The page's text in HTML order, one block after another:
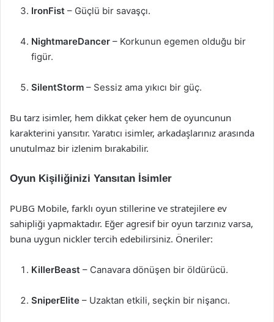
IronFist – Güçlü bir savaşçı.
NightmareDancer – Korkunun egemen olduğu bir
figür.
SilentStorm – Sessiz ama yıkıcı bir güç.
Bu tarz isimler, hem dikkat çeker hem de oyuncunun
karakterini yansıtır. Yaratıcı isimler, arkadaşlarınız arasında
unutulmaz bir izlenim bırakabilir.
Oyun Kişiliğinizi Yansıtan İsimler
PUBG Mobile, farklı oyun stillerine ve stratejilere ev
sahipliği yapmaktadır. Eğer agresif bir oyun tarzınız varsa,
buna uygun nickler tercih edebilirsiniz. Öneriler:
KillerBeast – Canavara dönüşen bir öldürücü.
SniperElite – Uzaktan etkili, seçkin bir nişancı.